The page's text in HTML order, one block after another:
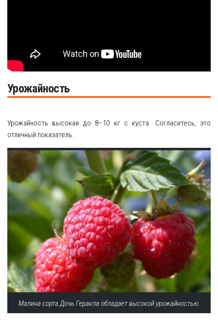
Урожайность
Урожайность высокая до 8–10 кг с куста. Согласитесь, это
отличный показатель.
Малина сорта Дочь Геракла обладает высокой урожайностью.